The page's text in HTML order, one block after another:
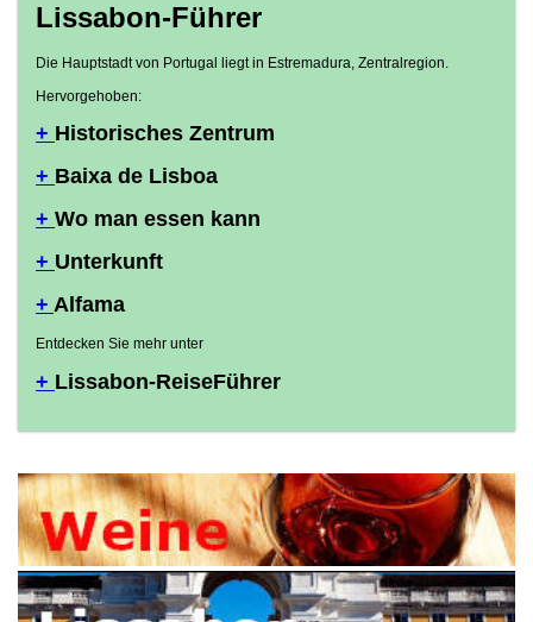
Lissabon-Führer
Die Hauptstadt von Portugal liegt in Estremadura, Zentralregion.
Hervorgehoben:
+ Historisches Zentrum
+ Baixa de Lisboa
+ Wo man essen kann
+ Unterkunft
+ Alfama
Entdecken Sie mehr unter
+ Lissabon-ReiseFührer